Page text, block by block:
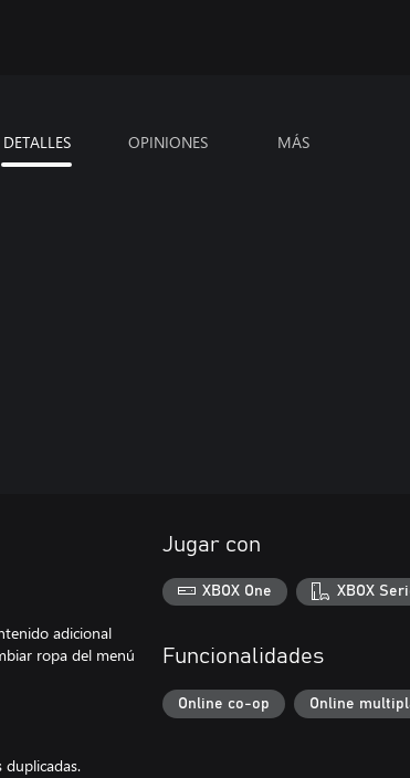
DETALLES OPINIONES MÁS
adicional
ropa del menú
Jugar con
XBOX One XBOX
Funcionalidades
Online co-op Online